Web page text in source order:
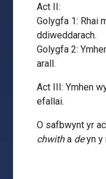
Act II:
Golygfa 1: Rhai
ddiweddarach.
Golygfa 2:
arall.
Act III: Ymhen
efallai.
O safbwynt yr
chwitha deyn y